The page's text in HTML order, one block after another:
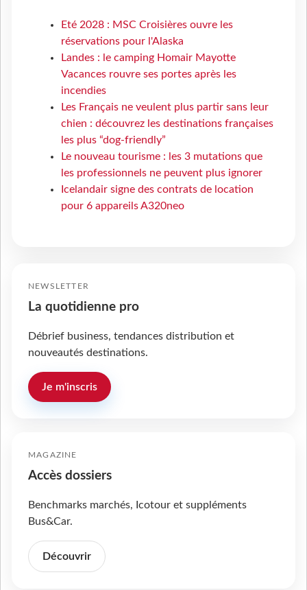
Eté 2028 : MSC Croisières ouvre les
réservations pour l'Alaska
Landes : le camping Homair Mayotte
Vacances rouvre ses portes après les
incendies
Les Français ne veulent plus partir sans leur
chien : découvrez les destinations françaises
les plus “dog-friendly”
Le nouveau tourisme : les 3 mutations que
les professionnels ne peuvent plus ignorer
Icelandair signe des contrats de location
pour 6 appareils A320neo
NEWSLETTER
La quotidienne pro
Débrief business, tendances distribution et
nouveautés destinations.
Je m'inscris
MAGAZINE
Accès dossiers
Benchmarks marchés, Icotour et suppléments
Bus&Car.
Découvrir